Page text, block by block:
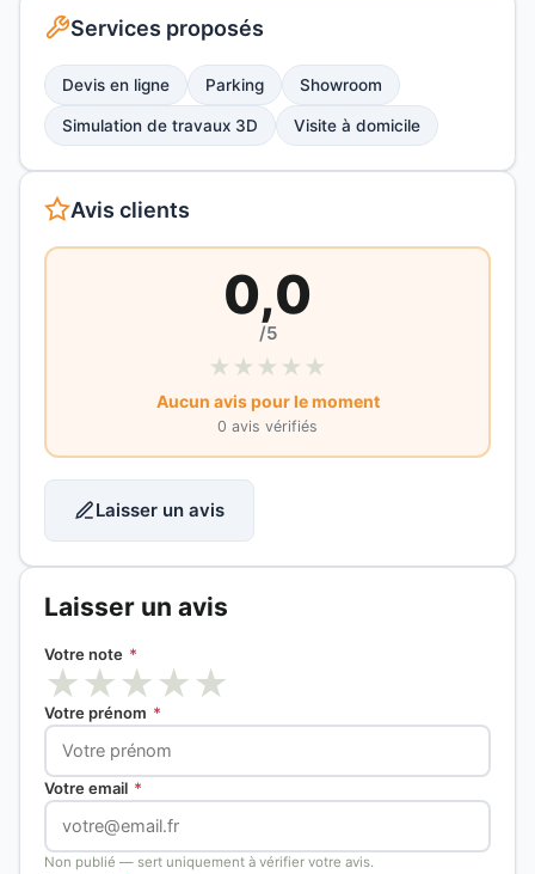
Services proposés
Devis en ligne Parking Showroom
Simulation de travaux 3D Visite à domicile
Avis clients
0,0
/5
★ ★ ★ ★ ★
Aucun avis pour le moment
0 avis vérifiés
Laisser un avis
Laisser un avis
Votre note *
★★★★★
Votre prénom *
Votre email *
Non publié — sert uniquement à vérifier votre avis.